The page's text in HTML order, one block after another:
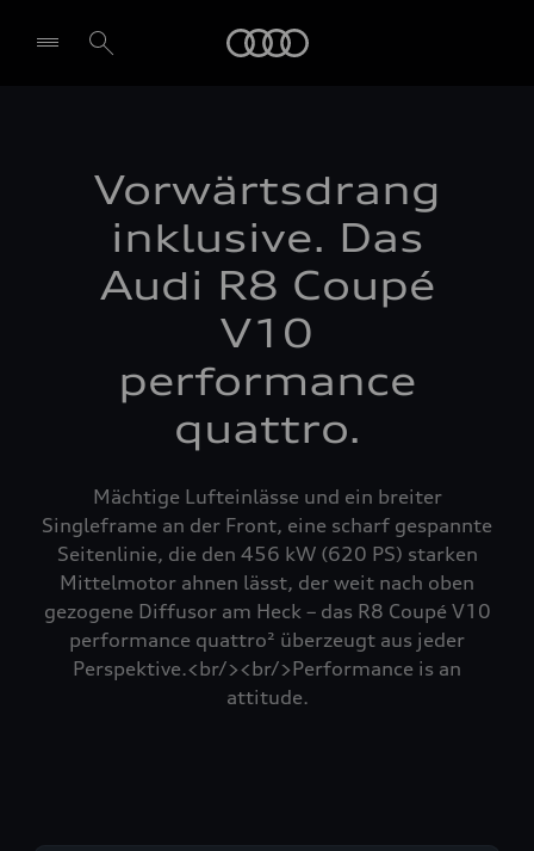
Vorwärtsdrang
inklusive. Das
Audi R8 Coupé
V10
performance
quattro.
Mächtige Lufteinlässe und ein breiter
Singleframe an der Front, eine scharf gespannte
Seitenlinie, die den 456 kW (620 PS) starken
Mittelmotor ahnen lässt, der weit nach oben
gezogene Diffusor am Heck – das R8 Coupé V10
performance quattro² überzeugt aus jeder
Perspektive.<br/><br/>Performance is an
attitude.